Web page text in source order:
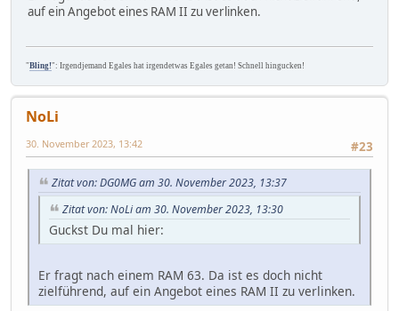
auf ein Angebot eines RAM II zu verlinken.
"Bling!": Irgendjemand Egales hat irgendetwas Egales getan! Schnell hingucken!
NoLi
#23
30. November 2023, 13:42
Zitat von: DG0MG am 30. November 2023, 13:37
Zitat von: NoLi am 30. November 2023, 13:30
Guckst Du mal hier:
Er fragt nach einem RAM 63. Da ist es doch nicht
zielführend, auf ein Angebot eines RAM II zu verlinken.